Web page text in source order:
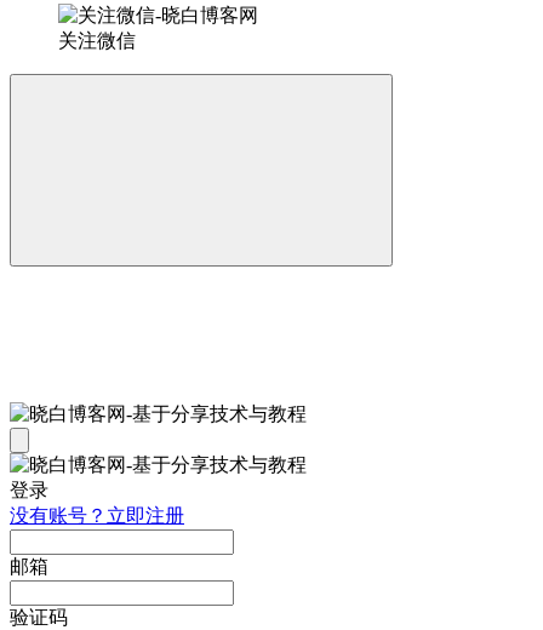
关注微信
登录
没有账号？立即注册
邮箱
验证码